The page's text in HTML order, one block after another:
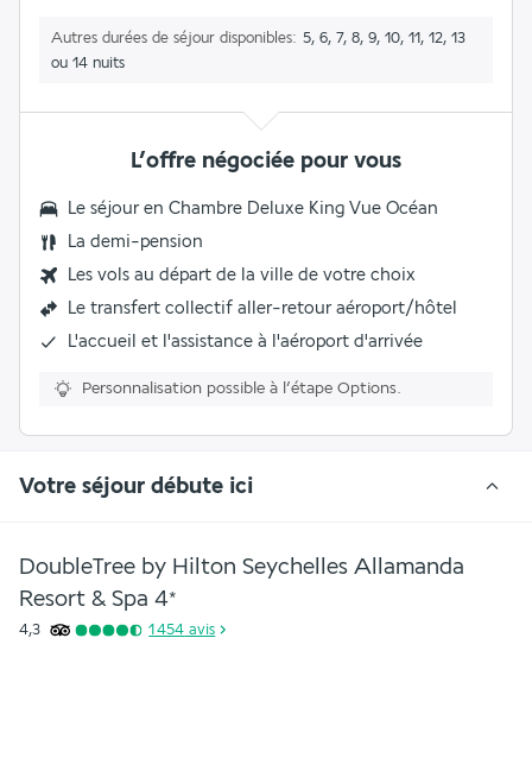
Autres durées de séjour disponibles
5, 6, 7, 8, 9, 10, 11, 12, 13
ou 14 nuits
L’offre négociée pour vous
Le séjour en Chambre Deluxe King Vue Océan
La demi-pension
Les vols au départ de la ville de votre choix
Le transfert collectif aller-retour aéroport/hôtel
L'accueil et l'assistance à l'aéroport d'arrivée
Personnalisation possible à l’étape Options.
Votre séjour débute ici
DoubleTree by Hilton Seychelles Allamanda
Resort & Spa 4*
4,3 1 454 avis